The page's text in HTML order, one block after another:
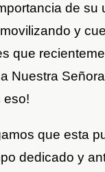
de su
y
que
Nuestra
eso!
que esta
dedicado y